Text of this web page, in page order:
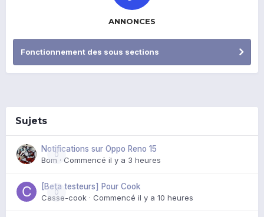
ANNONCES
Fonctionnement des sous sections
Sujets
0
Notifications sur Oppo Reno 15
Bom · Commencé il y a 3 heures
0
[Beta testeurs] Pour Cook
Casse-cook · Commencé il y a 10 heures